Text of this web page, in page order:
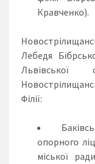
Кравченко).
Лебедя
Львівської
Філії:
опорного
міської